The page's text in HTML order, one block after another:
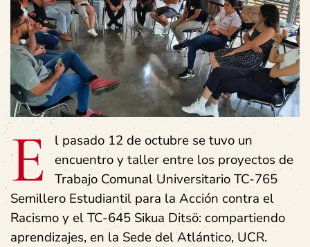
E
l pasado 12 de octubre se tuvo un
encuentro y taller entre los proyectos de
Trabajo Comunal Universitario TC-765
Semillero Estudiantil para la Acción contra el
Racismo y el TC-645 Sikua Ditsö: compartiendo
aprendizajes, en la Sede del Atlántico, UCR.